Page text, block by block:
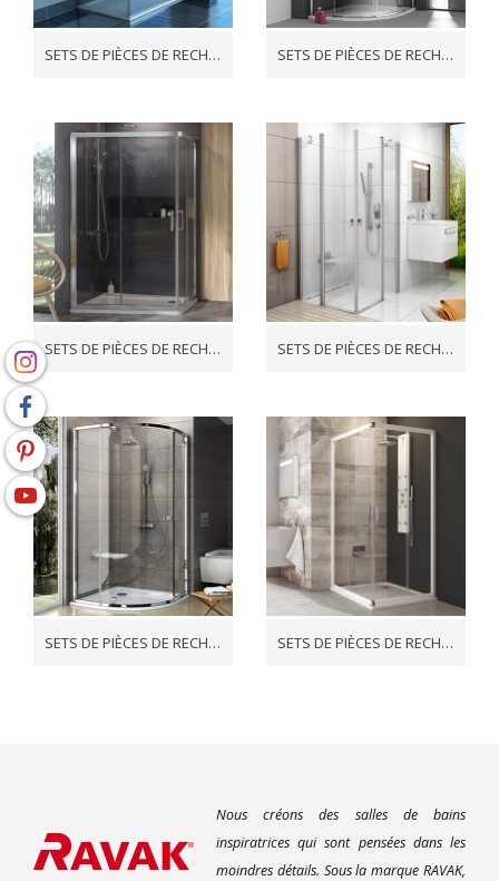
SETS DE PIÈCES DE RECHANGE GLASSLINE SETS DE PIÈCES DE RECHANGE SMARTLINE
SETS DE PIÈCES DE RECHANGE 10° SETS DE PIÈCES DE RECHANGE CHROME
SETS DE PIÈCES DE RECHANGE PIVOT / NEXTY SETS DE PIÈCES DE RECHANGE BLIX
Nous créons des salles de bains
inspiratrices qui sont pensées dans les
moindres détails. Sous la marque RAVAK,